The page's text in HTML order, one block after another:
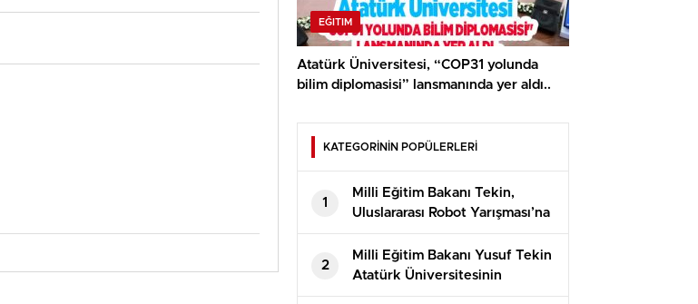
EĞITIM
Atatürk Üniversitesi, “COP31 yolunda
bilim diplomasisi” lansmanında yer aldı..
KATEGORİNİN POPÜLERLERİ
1
Milli Eğitim Bakanı Tekin,
Uluslararası Robot Yarışması’na
katılan öğrencilerle bir araya
geldi
2
Milli Eğitim Bakanı Yusuf Tekin
Atatürk Üniversitesinin
akademik yılı açılış töreninde